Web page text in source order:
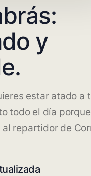
y
estar atado a
todo el día
repartidor de